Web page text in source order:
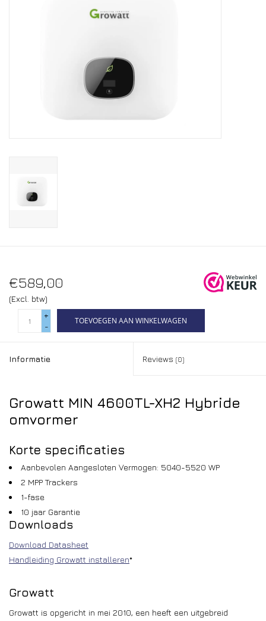
Servicecontract
€589,00
(Excl. btw)
+
-
TOEVOEGEN AAN WINKELWAGEN
Informatie Reviews (0)
Growatt MIN 4600TL-XH2 Hybride
omvormer
Korte specificaties
Aanbevolen Aangesloten Vermogen: 5040-5520 WP
2 MPP Trackers
1-fase
10 jaar Garantie
Downloads
Download Datasheet
Handleiding Growatt installeren*
Growatt
Growatt is opgericht in mei 2010, een heeft een uitgebreid